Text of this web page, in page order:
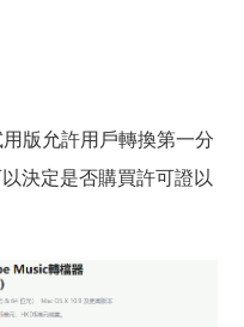
版允許用戶轉換第一分
決定是否購買許可證以